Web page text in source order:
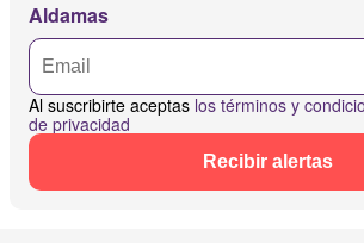
Aldamas
Al suscribirte aceptas los términos y
de privacidad
Recibir alertas